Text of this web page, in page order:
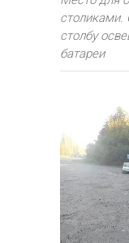
столиками.
столбу
батареи